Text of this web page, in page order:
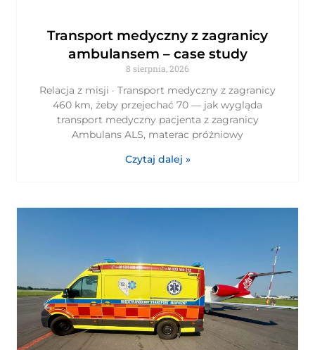
Transport medyczny z zagranicy
ambulansem – case study
8 sierpnia, 2026
Relacja z misji · Transport medyczny z zagranicy
460 km, żeby przejechać 70 — jak wygląda
transport medyczny pacjenta z zagranicy
Ambulans ALS, materac próżniowy
Czytaj dalej »